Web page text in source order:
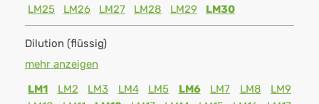
LM25 LM26 LM27 LM28 LM29 LM30
Dilution (flüssig)
mehr anzeigen
LM1
LM2 LM3 LM4 LM5 LM6 LM7 LM8
LM9